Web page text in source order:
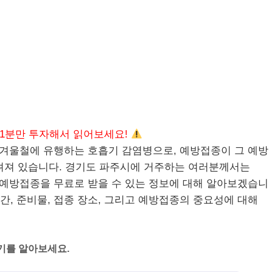
1분만 투자해서 읽어보세요!
울철에 유행하는 호흡기 감염병으로, 예방접종이 그 예방
있습니다. 경기도 파주시에 거주하는 여러분께서는
예방접종을 무료로 받을 수 있는 정보에 대해 알아보겠습니
, 준비물, 접종 장소, 그리고 예방접종의 중요성에 대해
를 알아보세요.